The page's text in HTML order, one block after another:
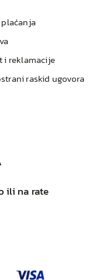
i reklamacije
raskid ugovora
ili na rate